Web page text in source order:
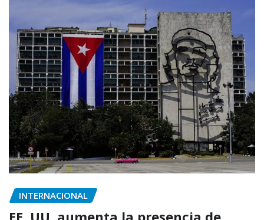
INTERNACIONAL